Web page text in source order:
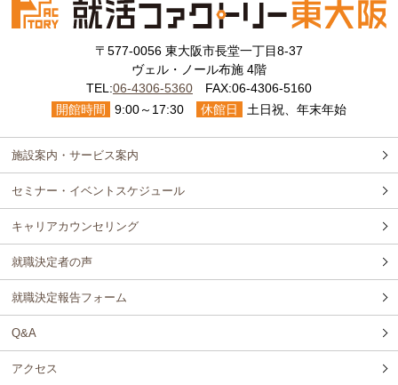
〒577-0056 東大阪市長堂一丁目8-37
ヴェル・ノール布施 4階
TEL:06-4306-5360FAX:06-4306-5160
開館時間
9:00～17:30 休館日 土日祝、年末年始
施設案内・サービス案内
セミナー・イベントスケジュール
キャリアカウンセリング
就職決定者の声
就職決定報告フォーム
Q&A
アクセス